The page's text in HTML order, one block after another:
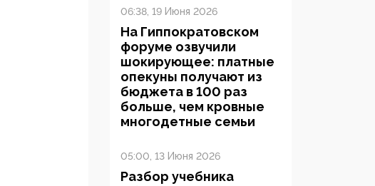
06:38, 19 Июня 2026
На Гиппократовском
форуме озвучили
шокирующее: платные
опекуны получают из
бюджета в 100 раз
больше, чем кровные
многодетные семьи
05:00, 13 Июня 2026
Разбор учебника